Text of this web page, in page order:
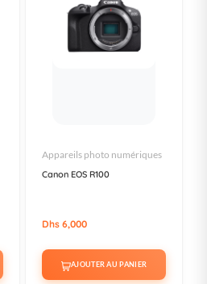
Appareils photo numériques
Canon EOS R100
Dhs 6,000
AJOUTER AU PANIER